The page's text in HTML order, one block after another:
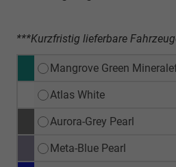
***Kurzfristig lieferbare
Mangrove Green
Atlas White
Aurora-Grey Pearl
Meta-Blue Pearl